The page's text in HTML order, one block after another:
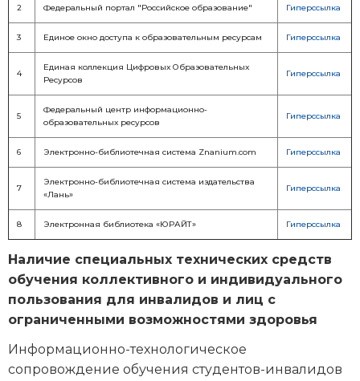
2 Федеральный портал "Российское образование" Гиперссылка
3 Единое окно доступа к образовательным ресурсам Гиперссылка
4
Единая коллекция Цифровых Образовательных
Ресурсов
Гиперссылка
5
Федеральный центр информационно-
образовательных ресурсов
Гиперссылка
6 Электронно-библиотечная система Znanium.com Гиперссылка
7
Электронно-библиотечная система издательства
«Лань»
Гиперссылка
8 Электронная библиотека «ЮРАЙТ» Гиперссылка
Наличие специальных технических средств
обучения коллективного и индивидуального
пользования для инвалидов и лиц с
ограниченными возможностями здоровья
Информационно-технологическое
сопровождение обучения студентов-инвалидов